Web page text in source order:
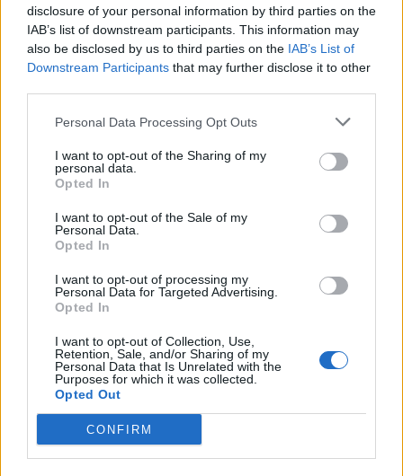
disclosure of your personal information by third parties on the
IAB’s list of downstream participants. This information may
also be disclosed by us to third parties on the IAB’s List of
Downstream Participants that may further disclose it to other
Personal Data Processing Opt Outs
I want to opt-out of the Sharing of my
personal data.
Opted In
I want to opt-out of the Sale of my
Personal Data.
Opted In
I want to opt-out of processing my
Personal Data for Targeted Advertising.
Opted In
I want to opt-out of Collection, Use,
Retention, Sale, and/or Sharing of my
Personal Data that Is Unrelated with the
Purposes for which it was collected.
Opted Out
CONFIRM
19:00-23:00
III. Kobuci Táncház
HALMOS BÉLA KOBUCI TÁNCHÁZ
BŐVEBBEN
Népszerű
Az online kommunikáció hatása az
bemutatjuk legújabb kutatásunkat
2026. JÚNIUS 25.
harmadik mentortalálkozója
2026. MÁJUS 13.
NKA Hangfoglaló támogatott
előadóinak megjelenései, koncertjei
2026. ÁPRILIS 8.
Megjelentek az NKA Hangfoglaló
pályázati eredményei